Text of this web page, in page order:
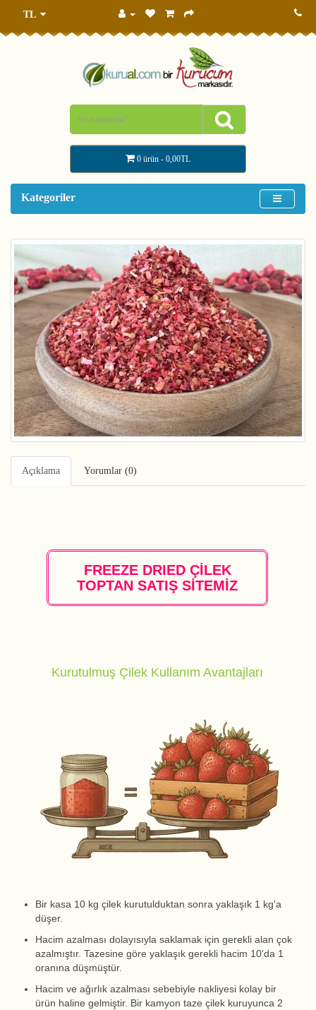
TL
0 ürün - 0,00TL
Kategoriler
Açıklama Yorumlar (0)
FREEZE DRIED ÇİLEK
TOPTAN SATIŞ SİTEMİZ
Kurutulmuş Çilek Kullanım Avantajları
Bir kasa 10 kg çilek kurutulduktan sonra yaklaşık 1 kg'a
düşer.
Hacim azalması dolayısıyla saklamak için gerekli alan çok
azalmıştır. Tazesine göre yaklaşık gerekli hacim 10'da 1
oranına düşmüştür.
Hacim ve ağırlık azalması sebebiyle nakliyesi kolay bir
ürün haline gelmiştir. Bir kamyon taze çilek kuruyunca 2